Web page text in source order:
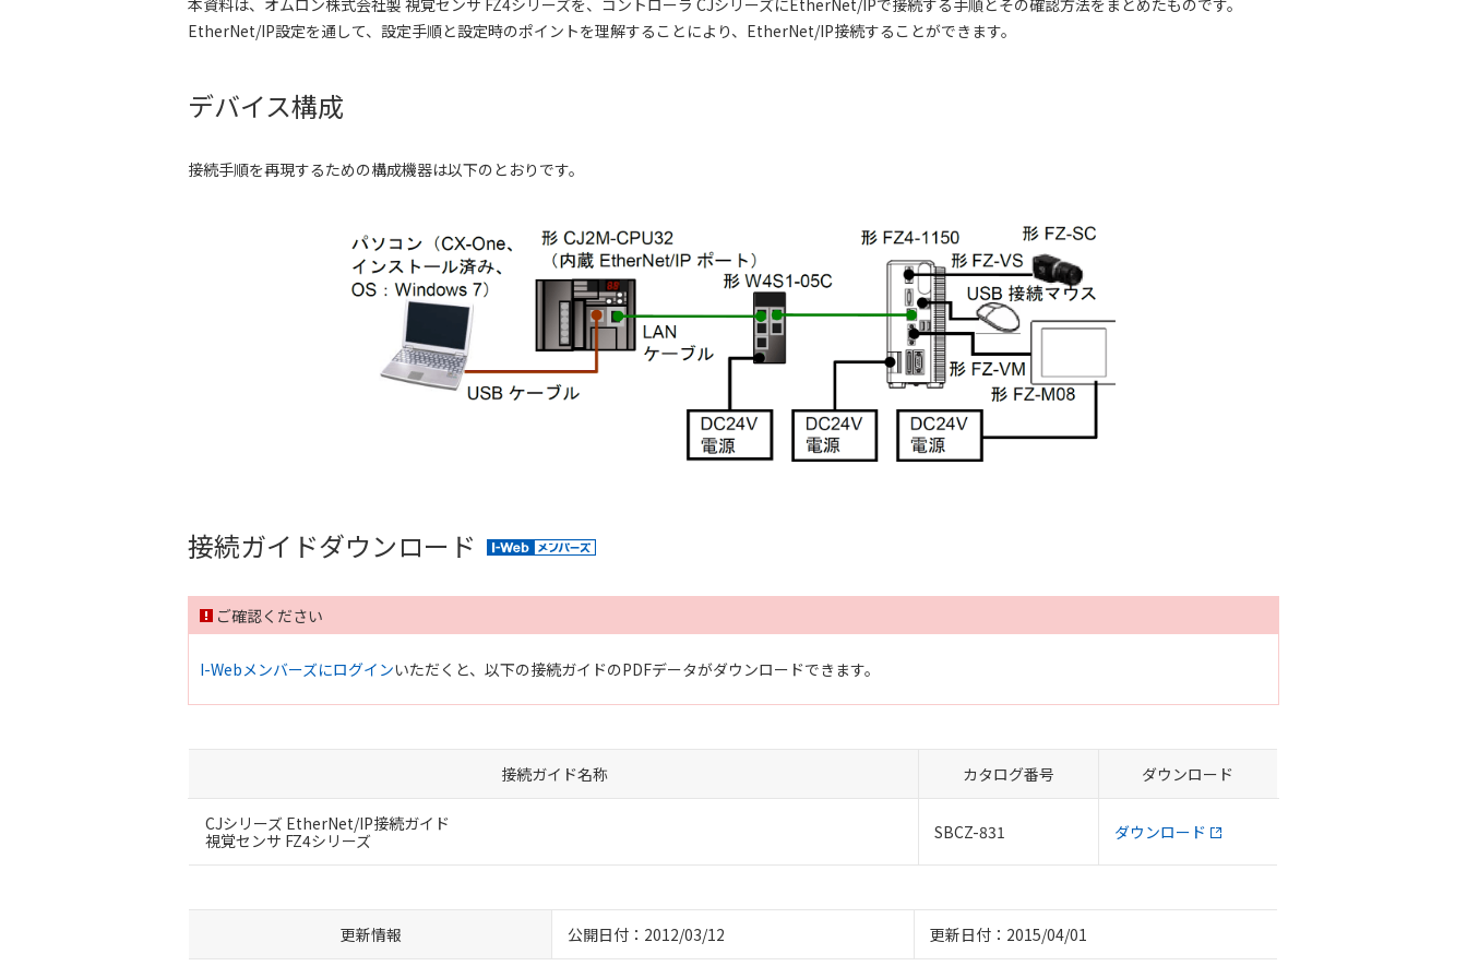
本資料は、オムロン株式会社製 視覚センサ FZ4シリーズを、コントローラ CJシリーズにEtherNet/IPで接続する手順とその確認方法をまとめたものです。
EtherNet/IP設定を通して、設定手順と設定時のポイントを理解することにより、EtherNet/IP接続することができます。
デバイス構成
接続手順を再現するための構成機器は以下のとおりです。
接続ガイドダウンロード
ご確認ください
I-Webメンバーズにログインいただくと、以下の接続ガイドのPDFデータがダウンロードできます。
接続ガイド名称 カタログ番号 ダウンロード
CJシリーズ EtherNet/IP接続ガイド
視覚センサ FZ4シリーズ
SBCZ-831 ダウンロード
更新情報 公開日付：2012/03/12 更新日付：2015/04/01